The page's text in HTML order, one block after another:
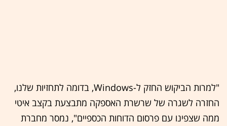
"למרות הביקוש החזק ל-Windows, בדומה לתחזיות שלנו,
החזרה לשגרה של שרשרת האספקה מתבצעת בקצב איטי
ממה שצפינו עם פרסום הדוחות הכספיים", נמסר מחברת